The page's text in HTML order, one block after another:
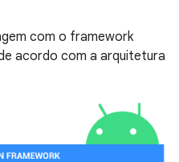
com o framework
acordo com a arquitetura